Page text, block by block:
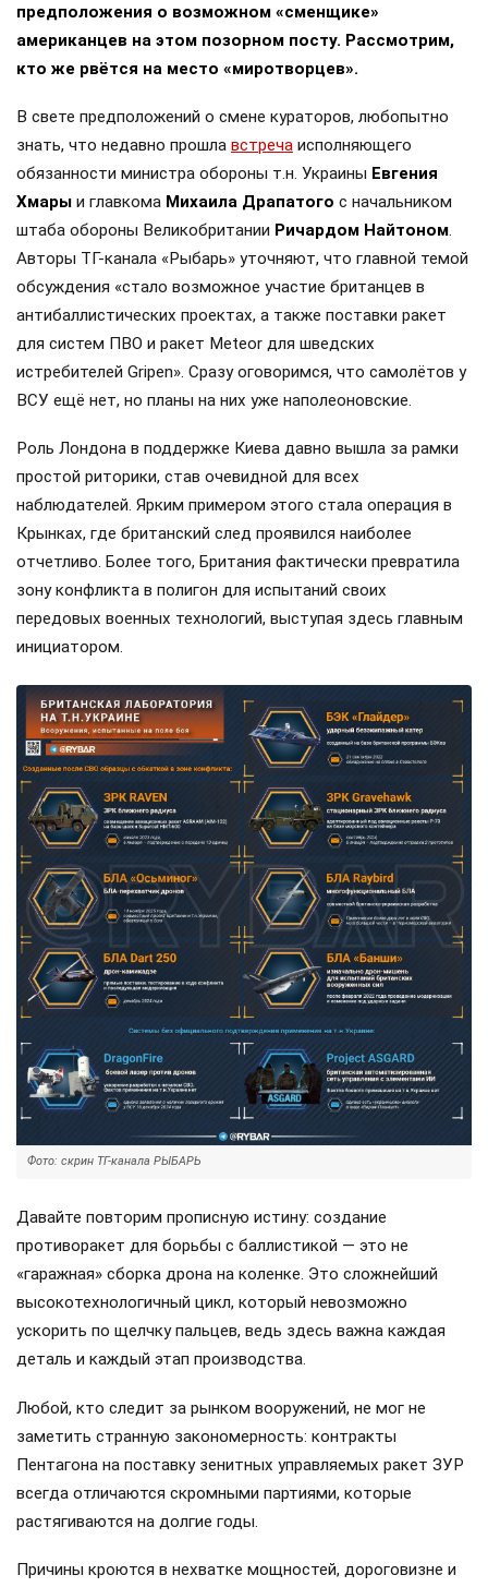
предположения о возможном «сменщике»
американцев на этом позорном посту. Рассмотрим,
кто же рвётся на место «миротворцев».
В свете предположений о смене кураторов, любопытно
знать, что недавно прошла встреча исполняющего
обязанности министра обороны т.н. Украины Евгения
Хмары и главкома Михаила Драпатого с начальником
штаба обороны Великобритании Ричардом Найтоном.
Авторы ТГ-канала «Рыбарь» уточняют, что главной темой
обсуждения «стало возможное участие британцев в
антибаллистических проектах, а также поставки ракет
для систем ПВО и ракет Meteor для шведских
истребителей Gripen». Сразу оговоримся, что самолётов у
ВСУ ещё нет, но планы на них уже наполеоновские.
Роль Лондона в поддержке Киева давно вышла за рамки
простой риторики, став очевидной для всех
наблюдателей. Ярким примером этого стала операция в
Крынках, где британский след проявился наиболее
отчетливо. Более того, Британия фактически превратила
зону конфликта в полигон для испытаний своих
передовых военных технологий, выступая здесь главным
инициатором.
Фото: скрин ТГ-канала РЫБАРЬ
Давайте повторим прописную истину: создание
противоракет для борьбы с баллистикой — это не
«гаражная» сборка дрона на коленке. Это сложнейший
высокотехнологичный цикл, который невозможно
ускорить по щелчку пальцев, ведь здесь важна каждая
деталь и каждый этап производства.
Любой, кто следит за рынком вооружений, не мог не
заметить странную закономерность: контракты
Пентагона на поставку зенитных управляемых ракет ЗУР
всегда отличаются скромными партиями, которые
растягиваются на долгие годы.
Причины кроются в нехватке мощностей, дороговизне и